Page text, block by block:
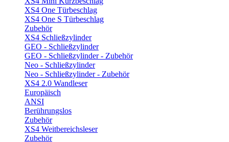
XS4 One Türbeschlag
XS4 One S Türbeschlag
Zubehör
XS4 Schließzylinder
GEO - Schließzylinder
GEO - Schließzylinder - Zubehör
Neo - Schließzylinder
Neo - Schließzylinder - Zubehör
XS4 2.0 Wandleser
Europäisch
ANSI
Berührungslos
Zubehör
XS4 Weitbereichsleser
Zubehör